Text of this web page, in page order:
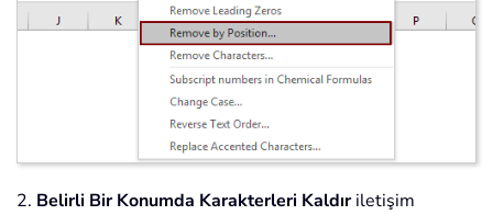
2. Belirli Bir Konumda Karakterleri Kaldıriletişim